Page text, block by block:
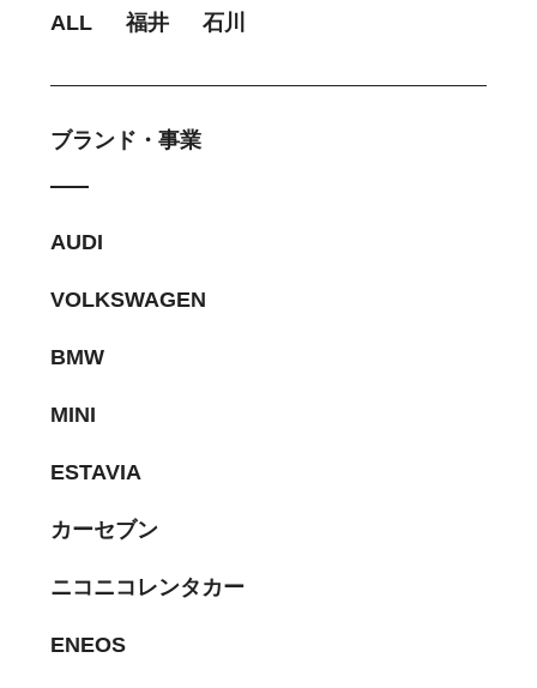
ALL 福井 石川
ブランド・事業
AUDI
VOLKSWAGEN
BMW
MINI
ESTAVIA
カーセブン
ニコニコレンタカー
ENEOS